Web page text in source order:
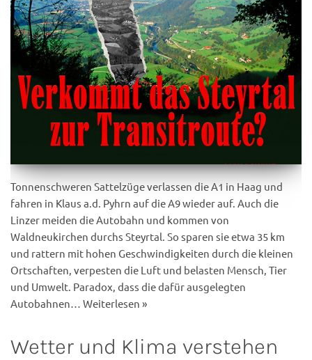
Tonnenschweren Sattelzüge verlassen die A1 in Haag und
fahren in Klaus a.d. Pyhrn auf die A9 wieder auf. Auch die
Linzer meiden die Autobahn und kommen von
Waldneukirchen durchs Steyrtal. So sparen sie etwa 35 km
und rattern mit hohen Geschwindigkeiten durch die kleinen
Ortschaften, verpesten die Luft und belasten Mensch, Tier
und Umwelt. Paradox, dass die dafür ausgelegten
Autobahnen… Weiterlesen »
Wetter und Klima verstehen